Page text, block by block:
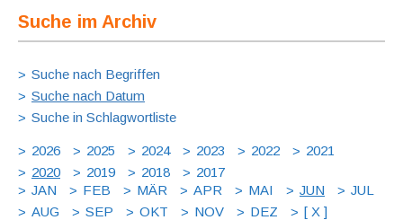
Suche im Archiv
Suche nach Begriffen
Suche nach Datum
Suche in Schlagwortliste
2026 2025 2024 2023 2022
2021
2020
2019 2018
2017
JAN
FEB MÄR APR MAI JUN
JUL
AUG
SEP OKT NOV DEZ [ X ]